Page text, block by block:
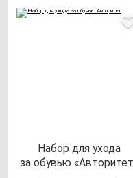
Набор для ухо­да
за обувью